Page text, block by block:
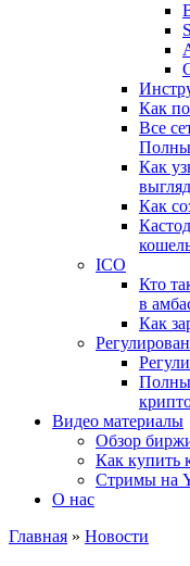
Как
Все
Как
Как
ICO
Кто
в
Как
Видео материалы
Обзор
Как купить
Стримы на
О нас
Главная » Новости